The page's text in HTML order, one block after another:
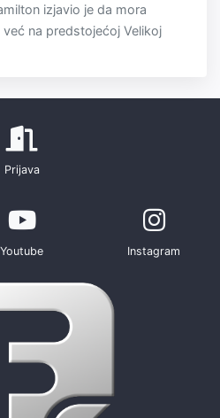
izjavio je da mora
na predstojećoj Velikoj
Prijava
Youtube Instagram